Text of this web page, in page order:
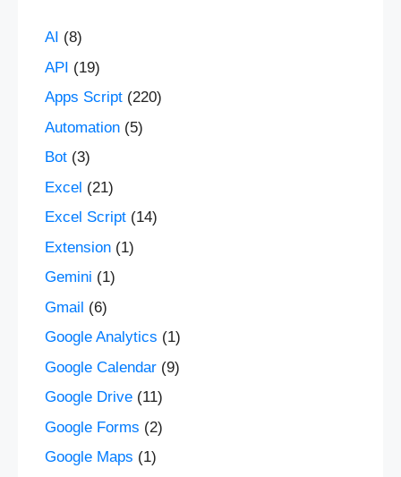
AI (8)
API (19)
Apps Script (220)
Automation (5)
Bot (3)
Excel (21)
Excel Script (14)
Extension (1)
Gemini (1)
Gmail (6)
Google Analytics (1)
Google Calendar (9)
Google Drive (11)
Google Forms (2)
Google Maps (1)